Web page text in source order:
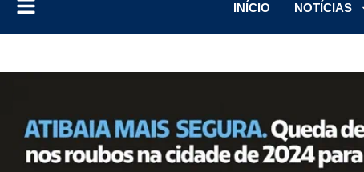
INÍCIO
NOTÍCIAS